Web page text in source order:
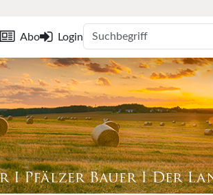
Abo Login